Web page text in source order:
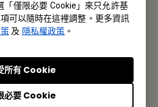
「僅限必要 Cookie」來只允許基
可以隨時在這裡調整。更多資訊
及 隱私權政策 。
必要 Cookie
所有 Cookie
術諮詢 · 售後服務
電子報